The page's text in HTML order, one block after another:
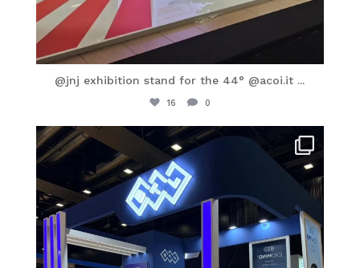
@jnj exhibition stand for the 44° @acoi.it ...
16 0
itaprosrl
Mag 16